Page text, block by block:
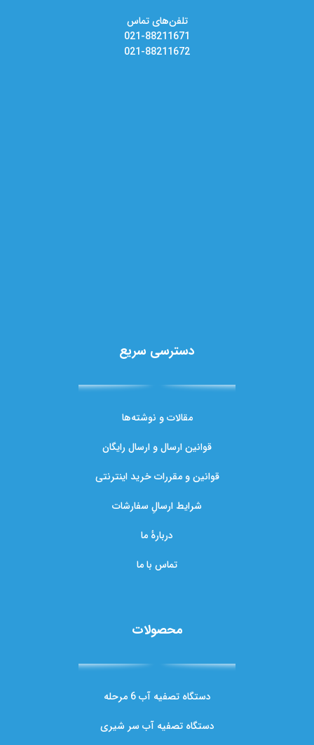
تلفن‌های تماس
021-88211671
021-88211672
دسترسی سریع
مقالات و نوشته‌ها
قوانین ارسال و ارسال رایگان
قوانین و مقررات خرید اینترنتی
شرایط ارسالِ سفارشات
دربارهٔ ما
تماس با ما
محصولات
دستگاه تصفیه آب 6 مرحله
دستگاه تصفیه آب سر شیری